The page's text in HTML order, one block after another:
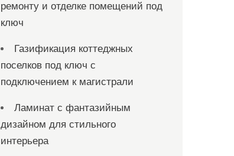
ремонту и отделке помещений под
ключ
Газификация коттеджных
поселков под ключ с
подключением к магистрали
Ламинат с фантазийным
дизайном для стильного
интерьера